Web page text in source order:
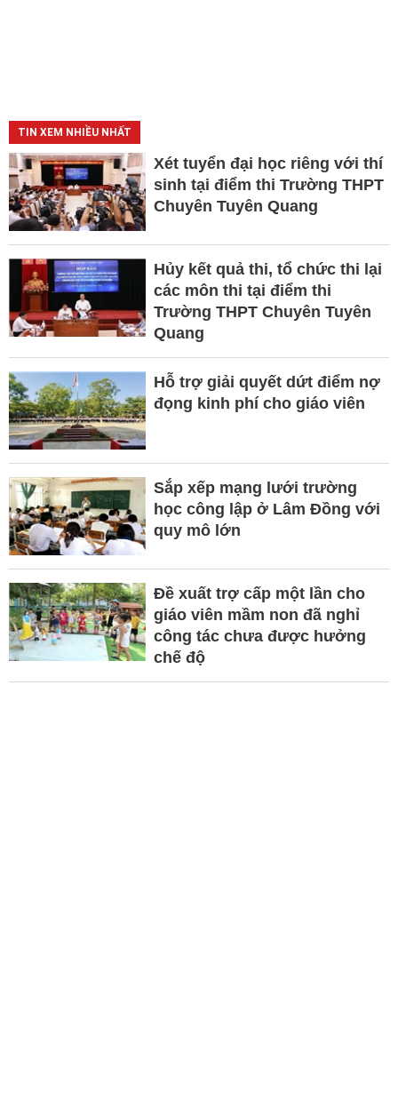
TIN XEM NHIỀU NHẤT
Xét tuyển đại học riêng với thí
sinh tại điểm thi Trường THPT
Chuyên Tuyên Quang
Hủy kết quả thi, tổ chức thi lại
các môn thi tại điểm thi
Trường THPT Chuyên Tuyên
Quang
Hỗ trợ giải quyết dứt điểm nợ
đọng kinh phí cho giáo viên
Sắp xếp mạng lưới trường
học công lập ở Lâm Đồng với
quy mô lớn
Đề xuất trợ cấp một lần cho
giáo viên mầm non đã nghỉ
công tác chưa được hưởng
chế độ